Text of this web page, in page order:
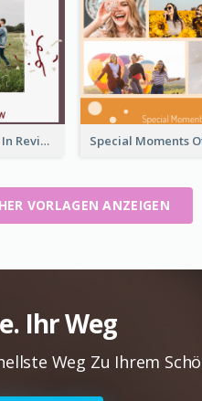
Modern Style Year In Review Photo Book
VORLAGEN ANZEIGEN
Ihr Weg
Weg Zu Ihrem